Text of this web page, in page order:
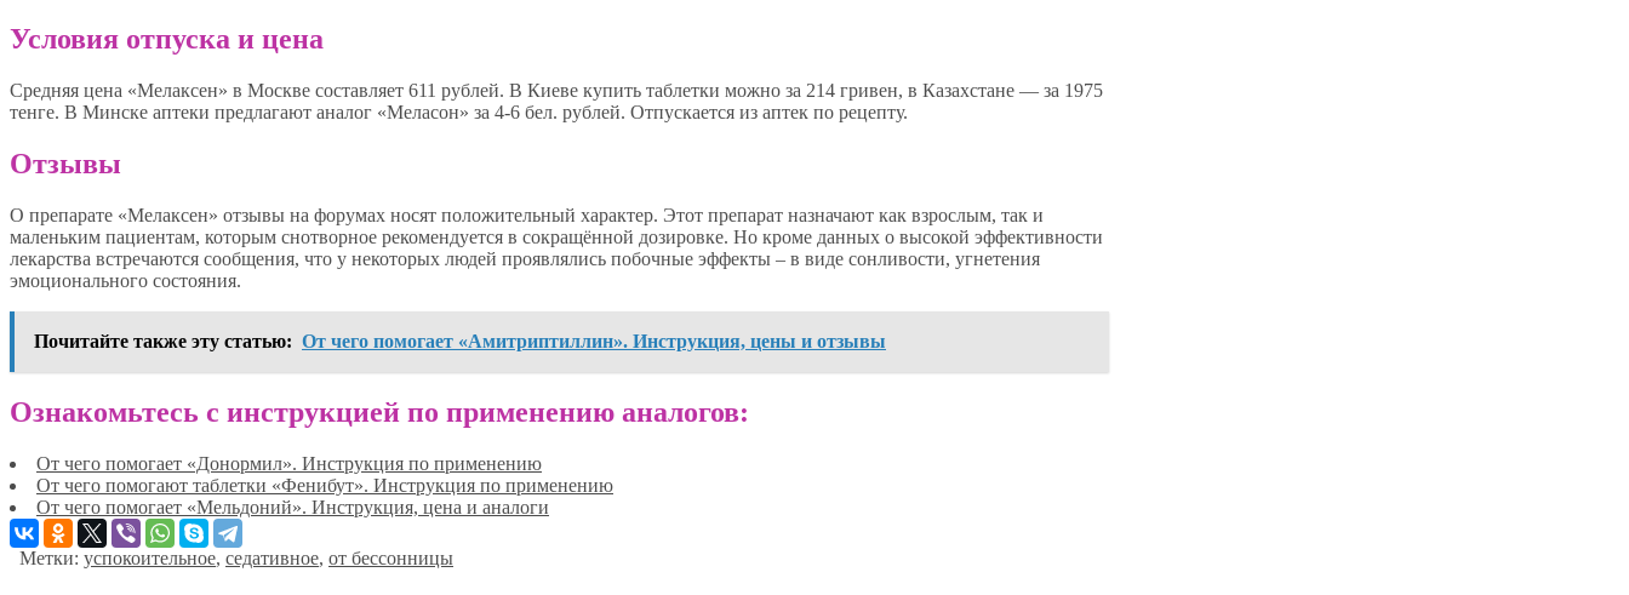
Условия отпуска и цена
Средняя цена «Мелаксен» в Москве составляет 611 рублей. В Киеве купить таблетки можно за 214 гривен, в Казахстане — за 1975
тенге. В Минске аптеки предлагают аналог «Меласон» за 4-6 бел. рублей. Отпускается из аптек по рецепту.
Отзывы
О препарате «Мелаксен» отзывы на форумах носят положительный характер. Этот препарат назначают как взрослым, так и
маленьким пациентам, которым снотворное рекомендуется в сокращённой дозировке. Но кроме данных о высокой эффективности
лекарства встречаются сообщения, что у некоторых людей проявлялись побочные эффекты – в виде сонливости, угнетения
эмоционального состояния.
Почитайте также эту статью: От чего помогает «Амитриптиллин». Инструкция, цены и отзывы
Ознакомьтесь с инструкцией по применению аналогов:
От чего помогает «Донормил». Инструкция по применению
От чего помогают таблетки «Фенибут». Инструкция по применению
От чего помогает «Мельдоний». Инструкция, цена и аналоги
Метки: успокоительное, седативное, от бессонницы